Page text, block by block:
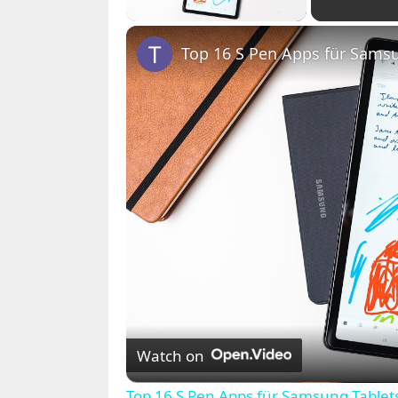
Top 16 S Pen Apps für
Watch on